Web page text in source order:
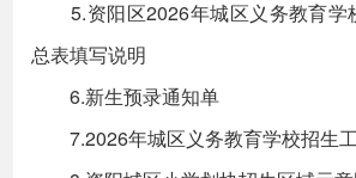
5.资阳区2026年城区义务教育学
总表填写说明
6.新生预录通知单
7.2026年城区义务教育学校招生